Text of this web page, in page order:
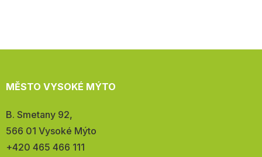
MĚSTO VYSOKÉ MÝTO
Adresa:
B. Smetany 92,
566 01 Vysoké Mýto
Telefon:
+420 465 466 111